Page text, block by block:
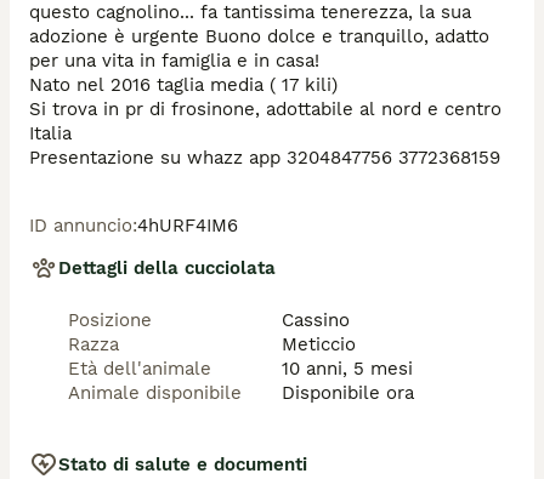
questo cagnolino... fa tantissima tenerezza, la sua
adozione è urgente Buono dolce e tranquillo, adatto
per una vita in famiglia e in casa!
Nato nel 2016 taglia media ( 17 kili)
Si trova in pr di frosinone, adottabile al nord e centro
Italia
Presentazione su whazz app 3204847756 3772368159
ID annuncio:4hURF4IM6
Dettagli della cucciolata
Posizione
Cassino
Razza
Meticcio
Età dell'animale
10 anni, 5 mesi
Animale disponibile
Disponibile ora
Stato di salute e documenti